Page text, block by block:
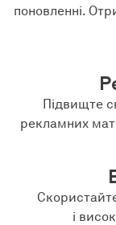
поновленні.
Підвищте
рекламних
і